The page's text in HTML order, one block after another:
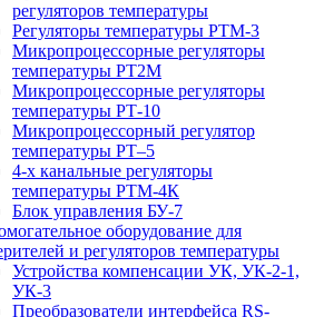
регуляторов температуры
Регуляторы температуры РТМ-3
Микропроцессорные регуляторы
температуры РТ2М
Микропроцессорные регуляторы
температуры РТ-10
Микропроцессорный регулятор
температуры РТ–5
4-х канальные регуляторы
температуры РТМ-4К
Блок управления БУ-7
оборудование для
и регуляторов температуры
Устройства компенсации УК, УК-2-1,
УК-3
Преобразователи интерфейса RS-